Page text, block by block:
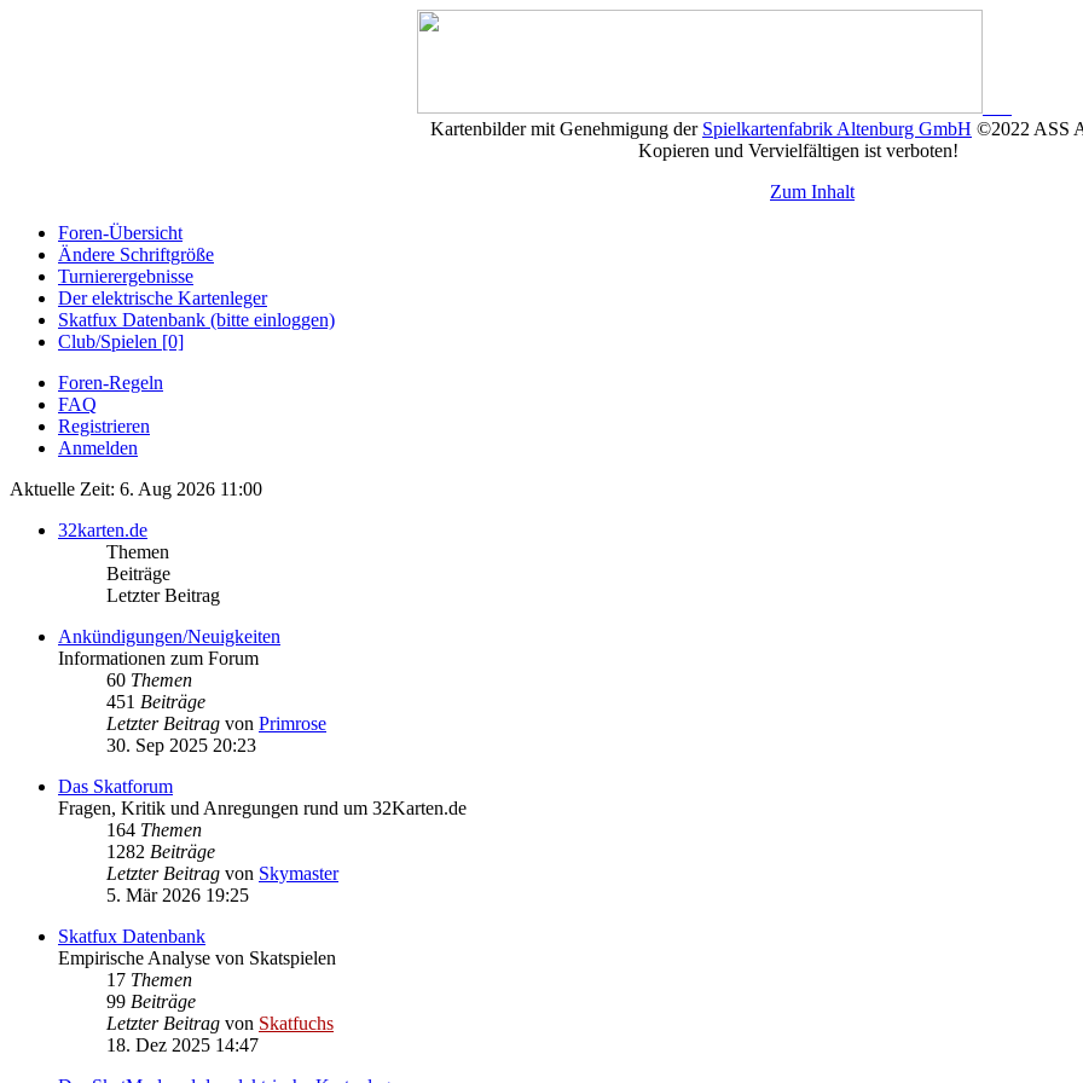
Kartenbilder mit Genehmigung der Spielkartenfabrik Altenburg GmbH ©2022 ASS
Kopieren und Vervielfältigen ist verboten!
Zum Inhalt
Foren-Übersicht
Ändere Schriftgröße
Turnierergebnisse
Der elektrische Kartenleger
Skatfux Datenbank (bitte einloggen)
Club/Spielen [0]
Foren-Regeln
FAQ
Registrieren
Anmelden
Aktuelle Zeit: 6. Aug 2026 11:00
32karten.de
Themen
Beiträge
Letzter Beitrag
Ankündigungen/Neuigkeiten
Informationen zum Forum
60 Themen
451 Beiträge
Letzter Beitrag von Primrose
30. Sep 2025 20:23
Das Skatforum
Fragen, Kritik und Anregungen rund um 32Karten.de
164 Themen
1282 Beiträge
Letzter Beitrag von Skymaster
5. Mär 2026 19:25
Skatfux Datenbank
Empirische Analyse von Skatspielen
17 Themen
99 Beiträge
Letzter Beitrag von Skatfuchs
18. Dez 2025 14:47